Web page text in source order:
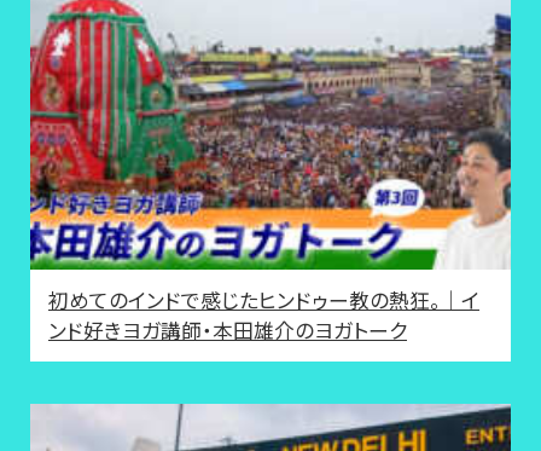
初めてのインドで感じたヒンドゥー教の熱狂。｜イ
ンド好きヨガ講師・本田雄介のヨガトーク